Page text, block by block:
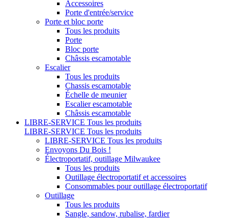
Accessoires
Porte d'entrée/service
Porte et bloc porte
Tous les produits
Porte
Bloc porte
Châssis escamotable
Escalier
Tous les produits
Chassis escamotable
Échelle de meunier
Escalier escamotable
Châssis escamotable
LIBRE-SERVICE Tous les produits
LIBRE-SERVICE Tous les produits
LIBRE-SERVICE Tous les produits
Envoyons Du Bois !
Électroportatif, outillage Milwaukee
Tous les produits
Outillage électroportatif et accessoires
Consommables pour outillage électroportatif
Outillage
Tous les produits
Sangle, sandow, rubalise, fardier